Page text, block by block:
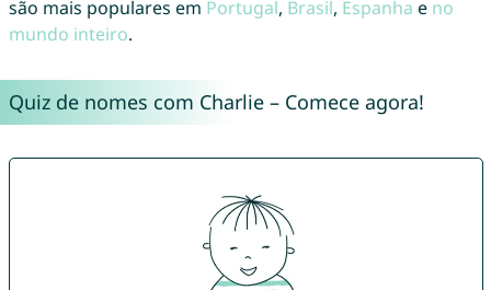
são mais populares em Portugal, Brasil, Espanha e no
mundo inteiro.
Quiz de nomes com Charlie – Comece agora!